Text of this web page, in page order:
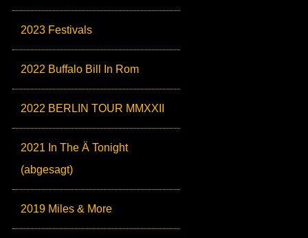
2023 Festivals
2022 Buffalo Bill In Rom
2022 BERLIN TOUR MMXXII
2021 In The Ä Tonight
(abgesagt)
2019 Miles & More